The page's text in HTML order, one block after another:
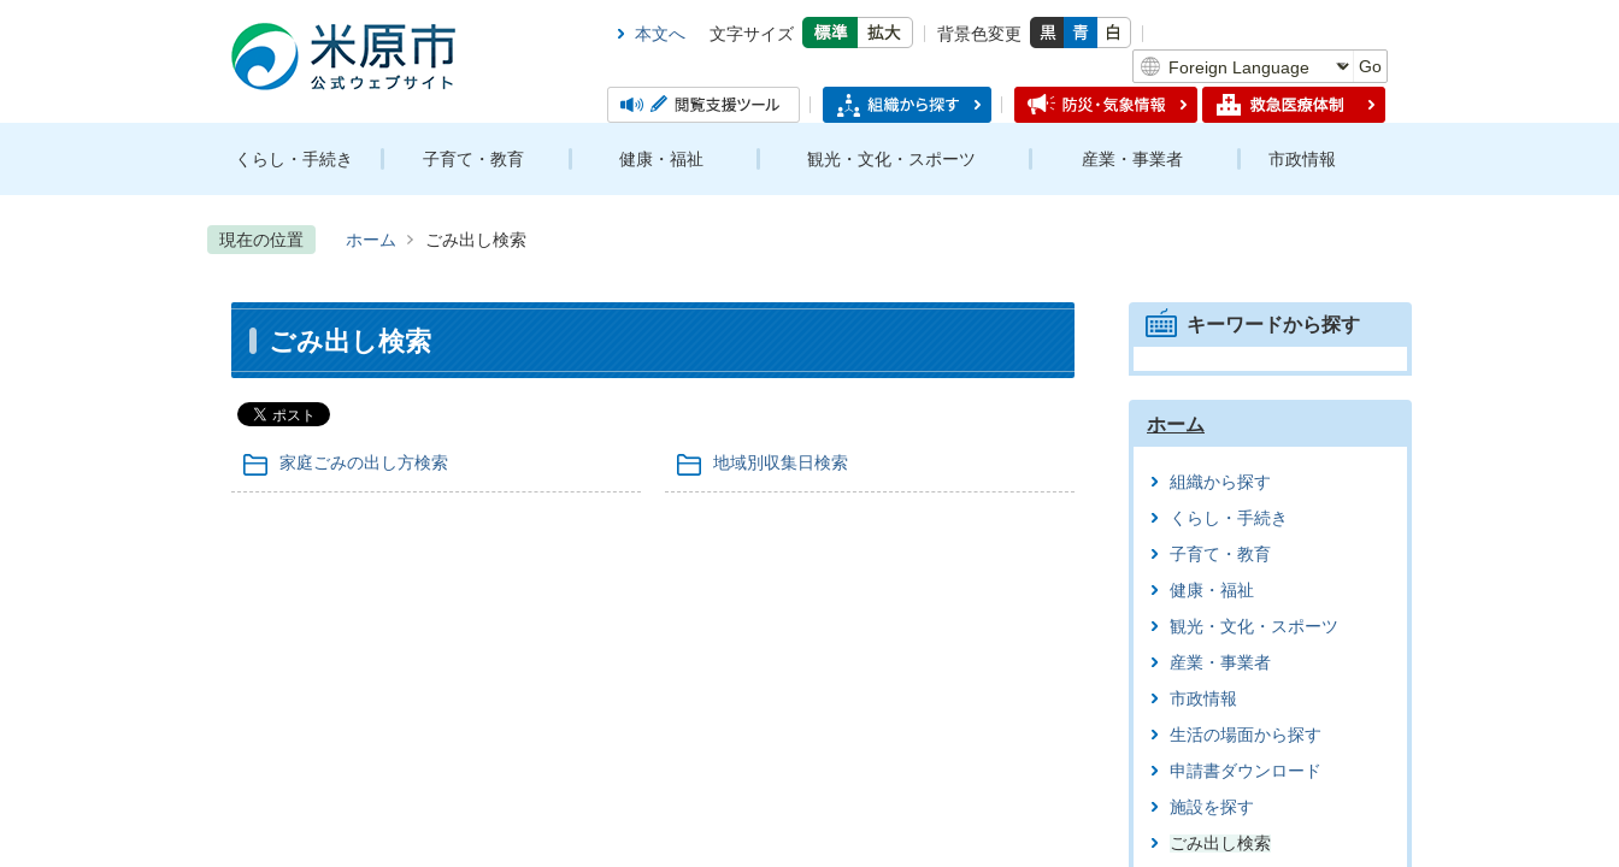
本文へ 文字サイズ
背景色変更
Go
くらし・手続き 子育て・教育 健康・福祉 観光・文化・スポーツ 産業・事業者 市政情報
現在の位置 ホーム ごみ出し検索
ごみ出し検索
家庭ごみの出し方検索 地域別収集日検索
キーワードから探す
ホーム
組織から探す
くらし・手続き
子育て・教育
健康・福祉
観光・文化・スポーツ
産業・事業者
市政情報
生活の場面から探す
申請書ダウンロード
施設を探す
ごみ出し検索